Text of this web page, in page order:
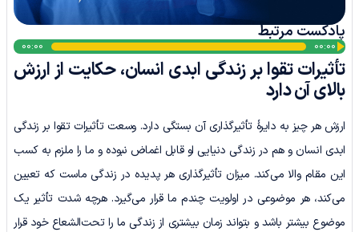
پادکست مرتبط
پخش‌کننده
صوت
00:00
00:00
تأثیرات تقوا بر زندگی ابدی انسان، حکایت از ارزش
بالای آن دارد
ارزش هر چیز به دایرۀ تأثیرگذاری آن بستگی دارد. وسعت تأثیرات تقوا بر زندگی
ابدی انسان و هم در زندگی دنیایی او قابل اغماض نبوده و ما را ملزم به کسب
این مقام والا می‌کند. میزان تأثیرگذاری هر پدیده در زندگی ماست که تعیین
می‌کند، هر موضوعی در اولویت چندم ما قرار می‌گیرد. هرچه شدت تأثیر یک
موضوع بیشتر باشد و بتواند زمان بیشتری از زندگی ما را تحت‌الشعاع خود قرار